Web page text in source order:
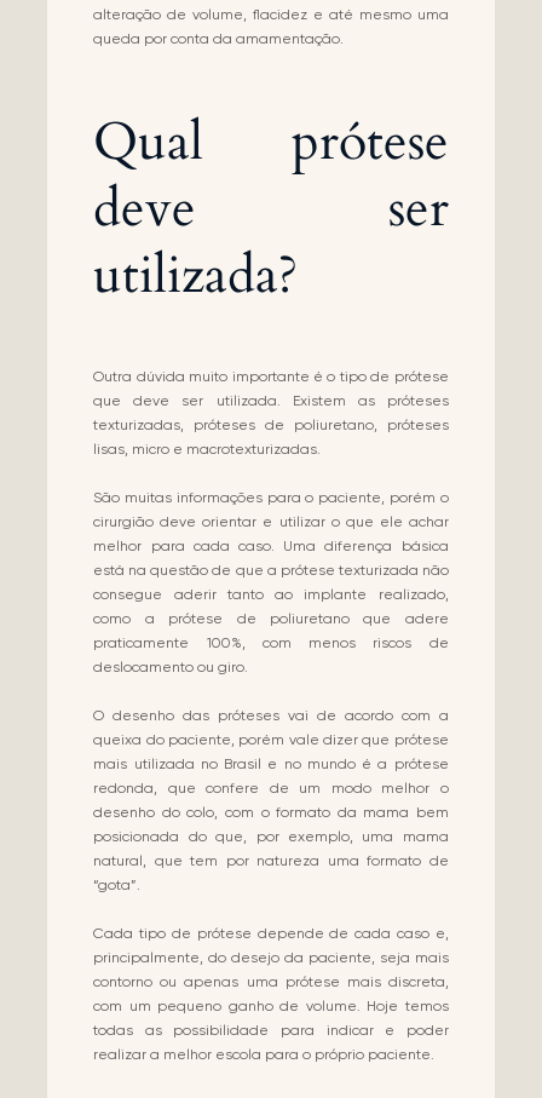
alteração de volume, flacidez e até mesmo uma
queda por conta da amamentação.
Qual prótese
deve ser
utilizada?
Outra dúvida muito importante é o tipo de prótese
que deve ser utilizada. Existem as próteses
texturizadas, próteses de poliuretano, próteses
lisas, micro e macrotexturizadas.
São muitas informações para o paciente, porém o
cirurgião deve orientar e utilizar o que ele achar
melhor para cada caso. Uma diferença básica
está na questão de que a prótese texturizada não
consegue aderir tanto ao implante realizado,
como a prótese de poliuretano que adere
praticamente 100%, com menos riscos de
deslocamento ou giro.
O desenho das próteses vai de acordo com a
queixa do paciente, porém vale dizer que prótese
mais utilizada no Brasil e no mundo é a prótese
redonda, que confere de um modo melhor o
desenho do colo, com o formato da mama bem
posicionada do que, por exemplo, uma mama
natural, que tem por natureza uma formato de
“gota”.
Cada tipo de prótese depende de cada caso e,
principalmente, do desejo da paciente, seja mais
contorno ou apenas uma prótese mais discreta,
com um pequeno ganho de volume. Hoje temos
todas as possibilidade para indicar e poder
realizar a melhor escola para o próprio paciente.